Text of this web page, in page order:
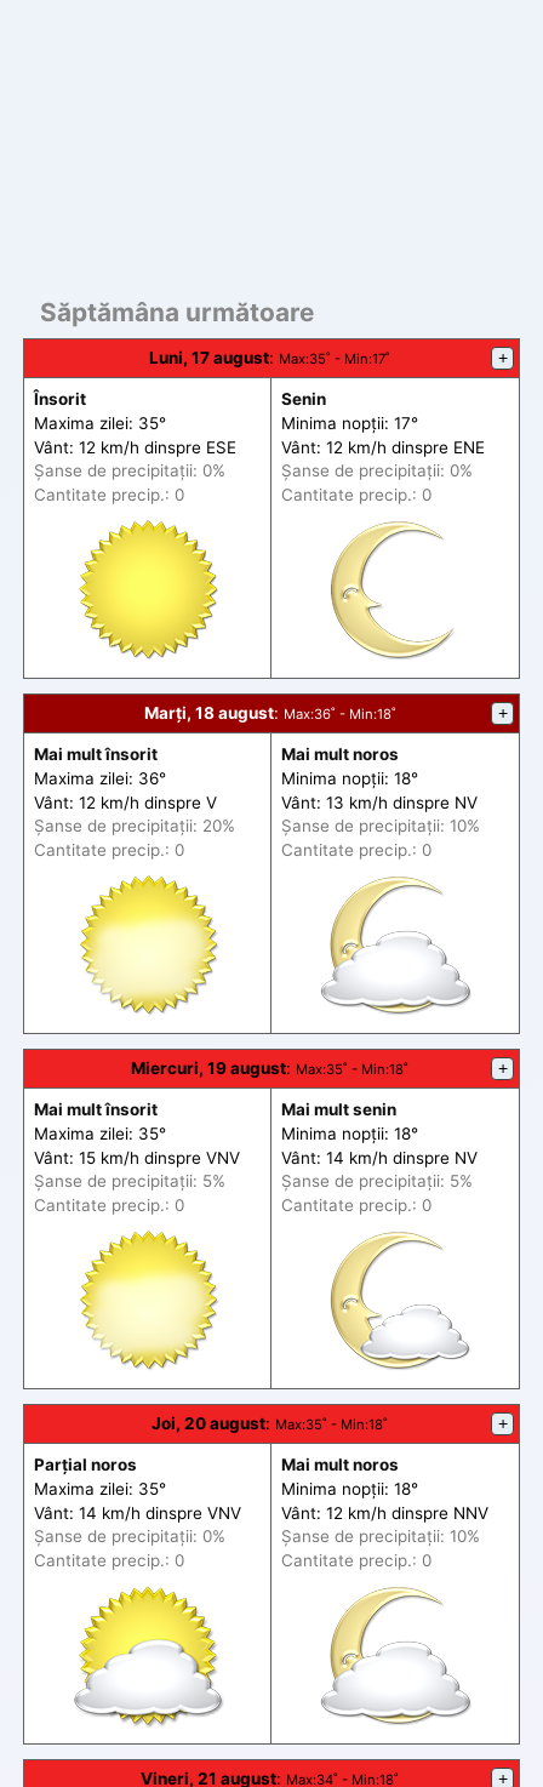
Săptămâna următoare
Luni, 17 august: Max:35˚ - Min:17˚ +
Însorit
Maxima zilei: 35°
Vânt: 12 km/h dinspre ESE
Șanse de precipitații: 0%
Cantitate precip.: 0
Senin
Minima nopții: 17°
Vânt: 12 km/h dinspre ENE
Șanse de precipitații: 0%
Cantitate precip.: 0
Marți, 18 august: Max:36˚ - Min:18˚ +
Mai mult însorit
Maxima zilei: 36°
Vânt: 12 km/h dinspre V
Șanse de precipitații: 20%
Cantitate precip.: 0
Mai mult noros
Minima nopții: 18°
Vânt: 13 km/h dinspre NV
Șanse de precipitații: 10%
Cantitate precip.: 0
Miercuri, 19 august: Max:35˚ - Min:18˚ +
Mai mult însorit
Maxima zilei: 35°
Vânt: 15 km/h dinspre VNV
Șanse de precipitații: 5%
Cantitate precip.: 0
Mai mult senin
Minima nopții: 18°
Vânt: 14 km/h dinspre NV
Șanse de precipitații: 5%
Cantitate precip.: 0
Joi, 20 august: Max:35˚ - Min:18˚ +
Parțial noros
Maxima zilei: 35°
Vânt: 14 km/h dinspre VNV
Șanse de precipitații: 0%
Cantitate precip.: 0
Mai mult noros
Minima nopții: 18°
Vânt: 12 km/h dinspre NNV
Șanse de precipitații: 10%
Cantitate precip.: 0
Vineri, 21 august: Max:34˚ - Min:18˚ +